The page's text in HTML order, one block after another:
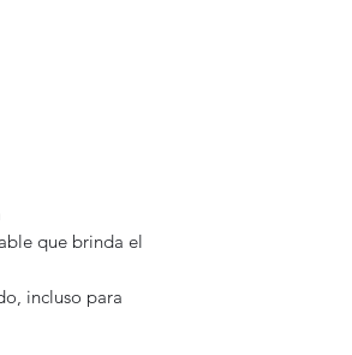
que brinda el
incluso para